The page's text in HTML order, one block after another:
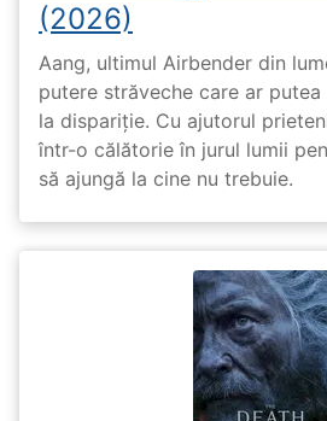
(2026)
Aang, ultimul Airbender din
putere străveche care ar
la dispariție. Cu ajutorul
într-o călătorie în jurul lumii
să ajungă la cine nu trebuie.